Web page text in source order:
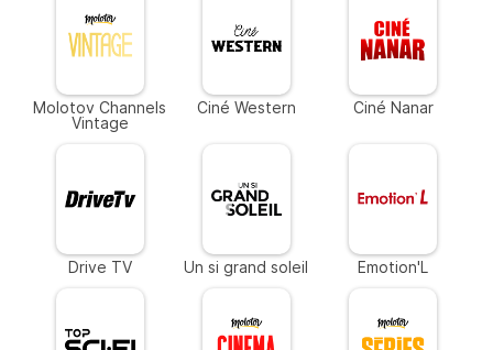
Molotov Channels
Vintage
Ciné Western Ciné Nanar
Drive TV Un si grand soleil Emotion'L